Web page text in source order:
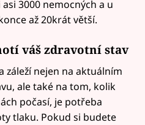
3000 nemocných a u
až 20krát větší.
váš zdravotní stav
záleží nejen na aktuálním
ale také na tom, kolik
počasí, je potřeba
tlaku. Pokud si budete